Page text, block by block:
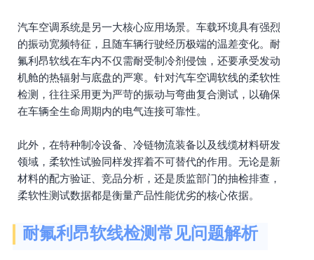
汽车空调系统是另一大核心应用场景。车载环境具有强烈
的振动宽频特征，且随车辆行驶经历极端的温差变化。耐
氟利昂软线在车内不仅需耐受制冷剂侵蚀，还要承受发动
机舱的热辐射与底盘的严寒。针对汽车空调软线的柔软性
检测，往往采用更为严苛的振动与弯曲复合测试，以确保
在车辆全生命周期内的电气连接可靠性。
此外，在特种制冷设备、冷链物流装备以及线缆材料研发
领域，柔软性试验同样发挥着不可替代的作用。无论是新
材料的配方验证、竞品分析，还是质监部门的抽检排查，
柔软性测试数据都是衡量产品性能优劣的核心依据。
耐氟利昂软线检测常见问题解析